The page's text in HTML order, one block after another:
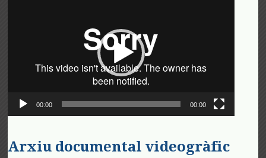
00:00 00:00
Arxiu documental videogràfic